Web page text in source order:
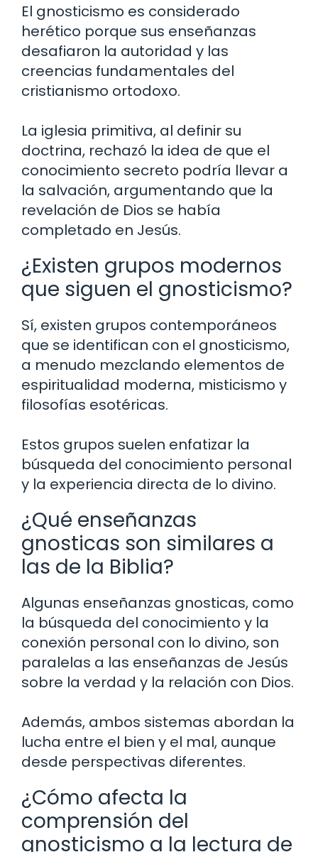
El gnosticismo es considerado
herético porque sus enseñanzas
desafiaron la autoridad y las
creencias fundamentales del
cristianismo ortodoxo.
La iglesia primitiva, al definir su
doctrina, rechazó la idea de que el
conocimiento secreto podría llevar a
la salvación, argumentando que la
revelación de Dios se había
completado en Jesús.
¿Existen grupos modernos
que siguen el gnosticismo?
Sí, existen grupos contemporáneos
que se identifican con el gnosticismo,
a menudo mezclando elementos de
espiritualidad moderna, misticismo y
filosofías esotéricas.
Estos grupos suelen enfatizar la
búsqueda del conocimiento personal
y la experiencia directa de lo divino.
¿Qué enseñanzas
gnosticas son similares a
las de la Biblia?
Algunas enseñanzas gnosticas, como
la búsqueda del conocimiento y la
conexión personal con lo divino, son
paralelas a las enseñanzas de Jesús
sobre la verdad y la relación con Dios.
Además, ambos sistemas abordan la
lucha entre el bien y el mal, aunque
desde perspectivas diferentes.
¿Cómo afecta la
comprensión del
gnosticismo a la lectura de